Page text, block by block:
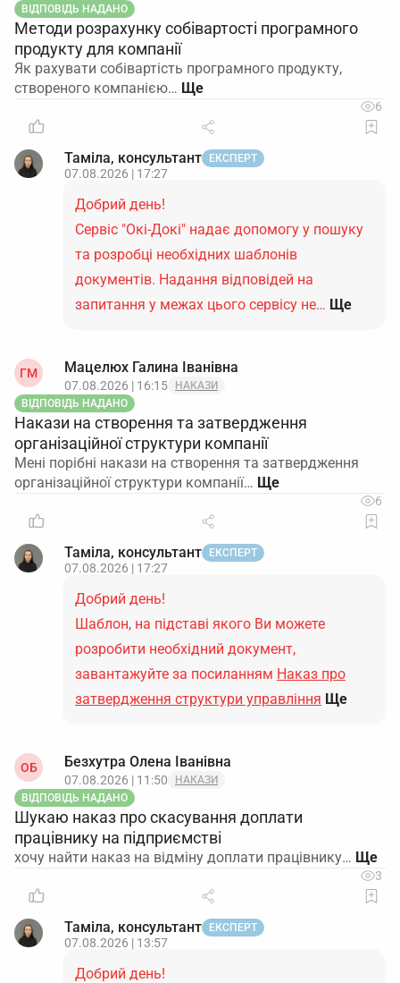
ВІДПОВІДЬ НАДАНО
Методи розрахунку собівартості програмного
продукту для компанії
Як рахувати собівартість програмного продукту,
створеного компанією…
6
Таміла, консультант ЕКСПЕРТ
07.08.2026 | 17:27
Добрий день!
Сервіс "Окі-Докі" надає допомогу у пошуку
та розробці необхідних шаблонів
документів. Надання відповідей на
запитання у межах цього сервісу не… Ще
ГМ Мацелюх Галина Іванівна
07.08.2026 | 16:15
НАКАЗИ
ВІДПОВІДЬ НАДАНО
Накази на створення та затвердження
організаційної структури компанії
Мені порібні накази на створення та затвердження
організаційної структури компанії…
6
Таміла, консультант ЕКСПЕРТ
07.08.2026 | 17:27
Добрий день!
Шаблон, на підставі якого Ви можете
розробити необхідний документ,
завантажуйте за посиланням Наказ про
затвердження структури управління Ще
ОБ Безхутра Олена Іванівна
07.08.2026 | 11:50
НАКАЗИ
ВІДПОВІДЬ НАДАНО
Шукаю наказ про скасування доплати
працівнику на підприємстві
хочу найти наказ на відміну доплати працівнику…
3
Таміла, консультант ЕКСПЕРТ
07.08.2026 | 13:57
Добрий день!